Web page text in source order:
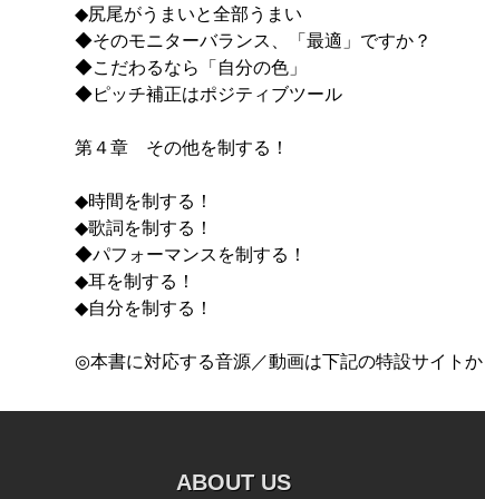
◆尻尾がうまいと全部うまい
◆そのモニターバランス、「最適」ですか？
◆こだわるなら「自分の色」
◆ピッチ補正はポジティブツール
第４章 その他を制する！
◆時間を制する！
◆歌詞を制する！
◆パフォーマンスを制する！
◆耳を制する！
◆自分を制する！
◎本書に対応する音源／動画は下記の特設サイト
ABOUT US